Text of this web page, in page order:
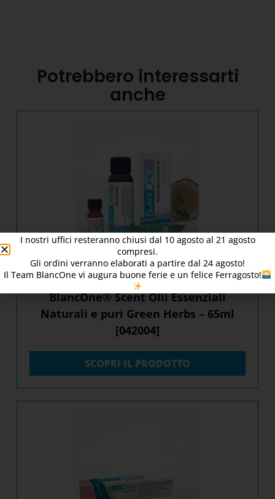
Potrebbero interessarti
anche
BlancOne® Scent Olii Essenziali
Naturali e puri Green Herbs – 65ml
[042004]
SCOPRI IL PRODOTTO
I nostri uffici resteranno chiusi dal 10agosto al 21 agosto
compresi.
Gli ordini verranno elaborati a partire dal 24 agosto!
Il Team BlancOne vi augura buone ferie e un felice Ferragosto!